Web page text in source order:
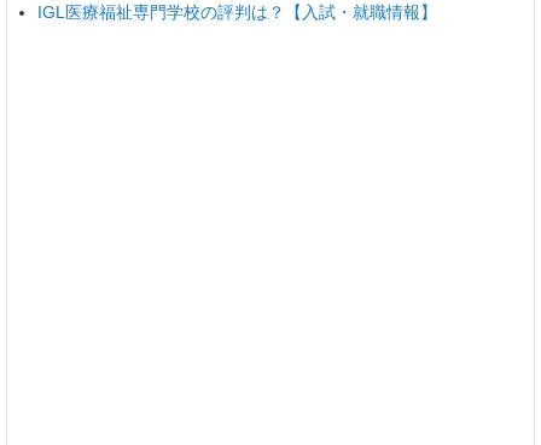
IGL医療福祉専門学校の評判は？【入試・就職情報】